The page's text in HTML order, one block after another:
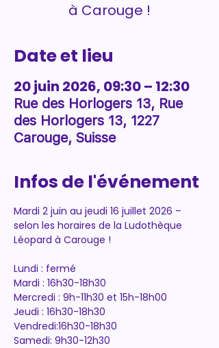
à Carouge !
Date et lieu
20 juin 2026, 09:30 – 12:30
Rue des Horlogers 13, Rue
des Horlogers 13, 1227
Carouge, Suisse
Infos de l'événement
Mardi 2 juin au jeudi 16 juillet 2026 –
selon les horaires de la Ludothèque
Léopard à Carouge !
Lundi : fermé
Mardi : 16h30-18h30
Mercredi : 9h-11h30 et 15h-18h00
Jeudi : 16h30-18h30
Vendredi:16h30-18h30
Samedi: 9h30-12h30